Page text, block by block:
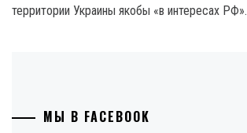
территории Украины якобы «в интересах РФ».
МЫ В FACEBOOK